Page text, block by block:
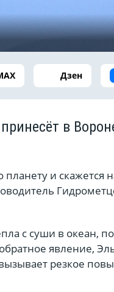
Дзен
в
и скажется
с суши в океан,
явление,
резкое